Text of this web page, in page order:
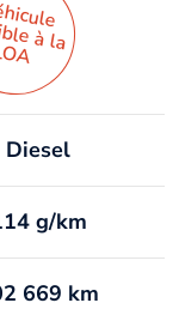
à la
Diesel
g/km
669 km